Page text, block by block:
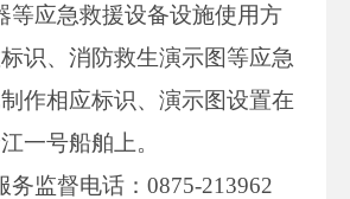
等应急救援设备设施使用方
识、消防救生演示图等应急
作相应标识、演示图设置在
一号船舶上。
务监督电话：0875-213962